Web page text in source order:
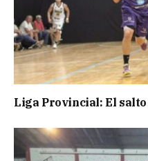
Liga Provincial: El